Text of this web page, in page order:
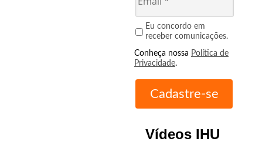
Eu concordo em
receber comunicações.
Conheça nossa Política de
Privacidade.
Vídeos IHU